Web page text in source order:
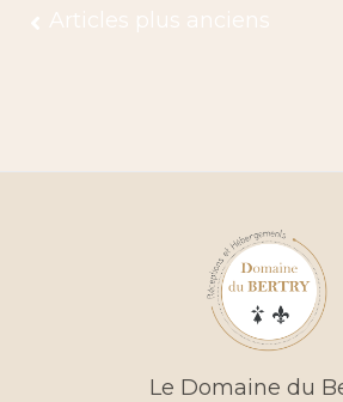
Articles plus anciens
Le Domaine du